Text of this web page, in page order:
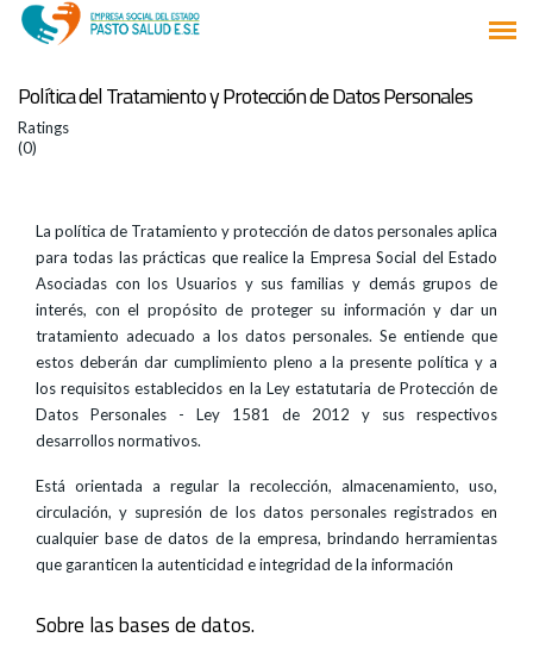
Política del Tratamiento y Protección de Datos Personales
Ratings
(0)
La política de Tratamiento y protección de datos personales aplica
para todas las prácticas que realice la Empresa Social del Estado
Asociadas con los Usuarios y sus familias y demás grupos de
interés, con el propósito de proteger su información y dar un
tratamiento adecuado a los datos personales. Se entiende que
estos deberán dar cumplimiento pleno a la presente política y a
los requisitos establecidos en la Ley estatutaria de Protección de
Datos Personales - Ley 1581 de 2012 y sus respectivos
desarrollos normativos.
Está orientada a regular la recolección, almacenamiento, uso,
circulación, y supresión de los datos personales registrados en
cualquier base de datos de la empresa, brindando herramientas
que garanticen la autenticidad e integridad de la información
Sobre las bases de datos.